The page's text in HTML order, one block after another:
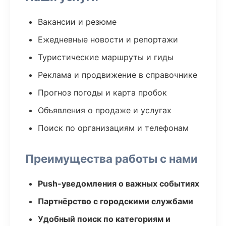
Вакансии и резюме
Ежедневные новости и репортажи
Туристические маршруты и гиды
Реклама и продвижение в справочнике
Прогноз погоды и карта пробок
Объявления о продаже и услугах
Поиск по организациям и телефонам
Преимущества работы с нами
Push-уведомления о важных событиях
Партнёрство с городскими службами
Удобный поиск по категориям и